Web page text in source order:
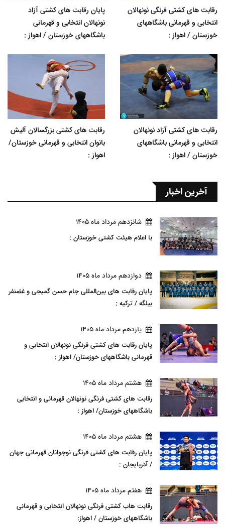
رقابت های کشتی فرنگی نونهالان
انتخابی و قهرمانی باشگاههای
خوزستان / اهواز :
پایان رقابت های کشتی آزاد
نونهالان انتخابی و قهرمانی
باشگاههای خوزستان / اهواز :
رقابت های کشتی آزاد نونهالان
انتخابی و قهرمانی باشگاههای
خوزستان / اهواز :
رقابت های کشتی بزرگسالان آلیش
بانوان انتخابی و قهرمانی خوزستان/
اهواز :
آخرین اخبار
شانزدهم مرداد ماه 1405
با اعلام هیئت کشتی خوزستان :
دوازدهم مرداد ماه 1405
پایان رقابت های بین‌المللی جام حسن گمیجی و غضنفر
بیلگه / ترکیه :
يازدهم مرداد ماه 1405
پایان رقابت های کشتی فرنگی نونهالان انتخابی و
قهرمانی باشگاههای خوزستان/ اهواز :
هشتم مرداد ماه 1405
رقابت های کشتی فرنگی نونهالان قهرمانی و انتخابی
باشگاههای خوزستان/ اهواز :
هشتم مرداد ماه 1405
پایان رقابت های کشتی فرنگی نوجوانان قهرمانی جهان
/ آذربایجان :
هفتم مرداد ماه 1405
رقابت هاب کشتی فرنگی نونهالان انتخابی و قهرمانی
باشگاههای خوزستان / اهواز: